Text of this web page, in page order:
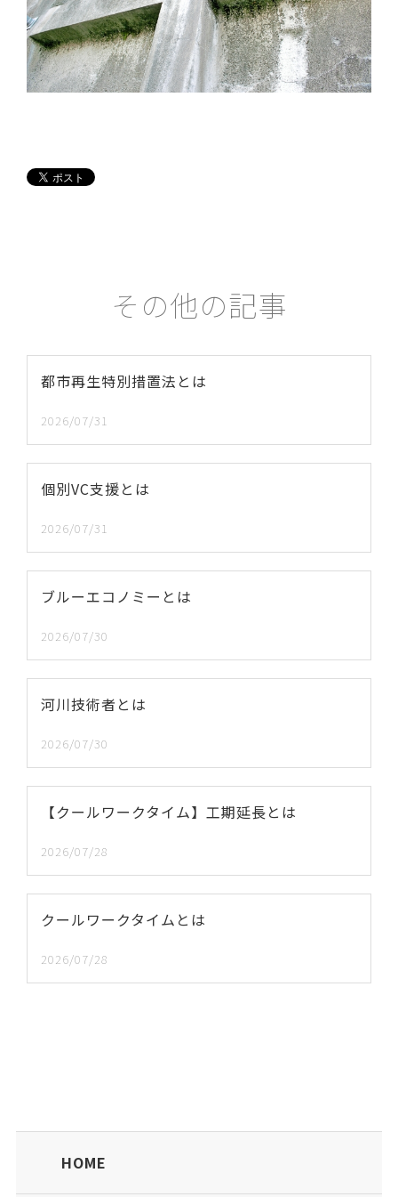
その他の記事
都市再生特別措置法とは
2026/07/31
個別VC支援とは
2026/07/31
ブルーエコノミーとは
2026/07/30
河川技術者とは
2026/07/30
【クールワークタイム】工期延長とは
2026/07/28
クールワークタイムとは
2026/07/28
HOME